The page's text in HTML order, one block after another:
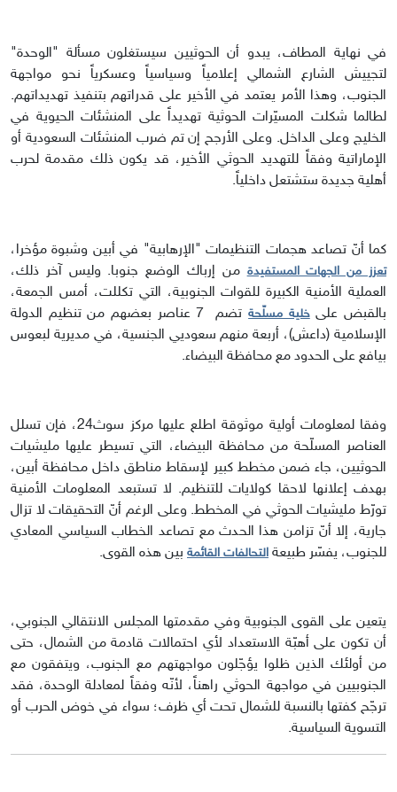
في نهاية المطاف، يبدو أن الحوثيين سيستغلون مسألة "الوحدة"
لتجييش الشارع الشمالي إعلامياً وسياسياً وعسكرياً نحو مواجهة
الجنوب، وهذا الأمر يعتمد في الأخير على قدراتهم بتنفيذ تهديداتهم.
لطالما شكلت المسيّرات الحوثية تهديداً على المنشئات الحيوية في
الخليج وعلى الداخل. وعلى الأرجح إن تم ضرب المنشئات السعودية أو
الإماراتية وفقاً للتهديد الحوثي الأخير، قد يكون ذلك مقدمة لحرب
أهلية جديدة ستشتعل داخلياً.
كما أنّ تصاعد هجمات التنظيمات "الإرهابية" في أبين وشبوة مؤخرا،
تعزز من الجهات المستفيدةمن إرباك الوضع جنوبا. وليس آخر ذلك،
العملية الأمنية الكبيرة للقوات الجنوبية، التي تكللت، أمس الجمعة،
بالقبض علىخلية مسلّحة
تضم 7 عناصر بعضهم من تنظيم الدولة
الإسلامية (داعش)، أربعة منهم سعوديي الجنسية، في مديرية لبعوس
بيافع على الحدود مع محافظة البيضاء.
وفقا لمعلومات أولية موثوقة اطلع عليها مركز سوث24، فإن تسلل
العناصر المسلّحة من محافظة البيضاء، التي تسيطر عليها مليشيات
الحوثيين، جاء ضمن مخطط كبير لإسقاط مناطق داخل محافظة أبين،
بهدف إعلانها لاحقا كولايات للتنظيم. لا تستبعد المعلومات الأمنية
تورّط مليشيات الحوثي في المخطط. وعلى الرغم أنّ التحقيقات لا تزال
جارية، إلا أنّ تزامن هذا الحدث مع تصاعد الخطاب السياسي المعادي
للجنوب، يفسّر طبيعة التحالفات القائمة بين هذه القوى.
يتعين على القوى الجنوبية وفي مقدمتها المجلس الانتقالي الجنوبي،
أن تكون على أهبّة الاستعداد لأي احتمالات قادمة من الشمال، حتى
من أولئك الذين ظلوا يؤجّلون مواجهتهم مع الجنوب، ويتفقون مع
الجنوبيين في مواجهة الحوثي راهناً، لأنّه وفقاً لمعادلة الوحدة، فقد
ترجّح كفتها بالنسبة للشمال تحت أي ظرف؛ سواء في خوض الحرب أو
التسوية السياسية.